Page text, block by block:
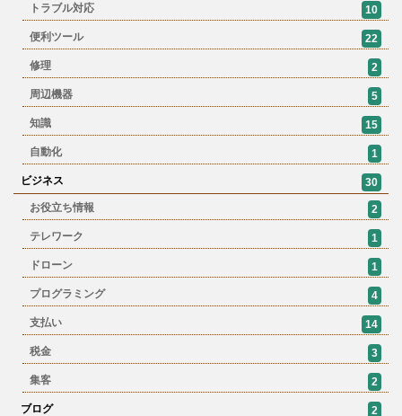
トラブル対応 10
便利ツール 22
修理 2
周辺機器 5
知識 15
自動化 1
ビジネス
30
お役立ち情報
2
テレワーク 1
ドローン 1
プログラミング 4
支払い 14
税金 3
集客 2
ブログ 2